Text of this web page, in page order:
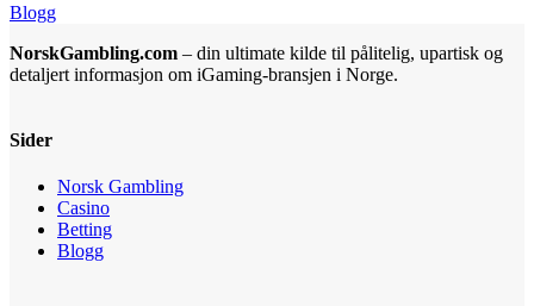
Blogg
NorskGambling.com – din ultimate kilde til pålitelig, upartisk og
detaljert informasjon om iGaming-bransjen i Norge.
Sider
Norsk Gambling
Casino
Betting
Blogg